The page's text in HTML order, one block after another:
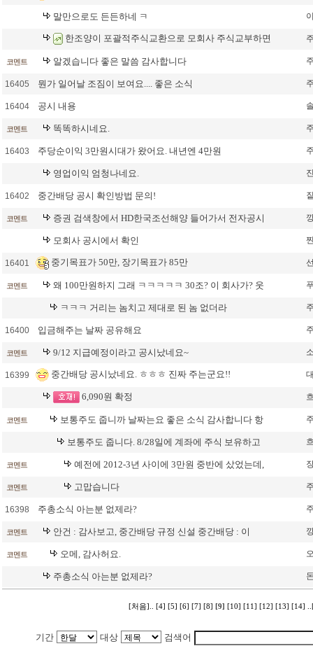
말만으로도 든든하네 ㅋ
한조양이 포괄적주식교환으로 모회사 주식교부하면
코멘트 알겠습니다 좋은 말씀 감사합니다
16405 뭔가 일어날 조짐이 보여요.... 좋은 소식
16404 공시 내용
코멘트 똑똑하시네요.
16403 주당순이익 3만원시대가 왔어요. 내년엔 4만원
영업이익 엄청나네요.
16402 중간배당 공시 확인방법 문의!
코멘트 증권 검색창에서 HD한국조선해양 들어가서 전자공시
모회사 공시에서 확인
16401 중기목표가 50만, 장기목표가 85만
코멘트 왜 100만원하지 그래 ㅋㅋㅋㅋㅋ 30조? 이 회사가? 웃
ㅋㅋㅋ 거리는 놈치고 제대로 된 놈 없더라
16400 입금해주는 날짜 공유해요
코멘트 9/12 지급예정이라고 공시났네요~
16399 중간배당 공시났네요. ㅎㅎㅎ 진짜 주는군요!!
6,090원 확정
코멘트 보통주도 줍니까 날짜는요 좋은 소식 감사합니다 항
보통주도 줍니다. 8/28일에 계좌에 주식 보유하고
코멘트 예전에 2012-3년 사이에 3만원 중반에 샀었는데,
코멘트 고맙습니다
16398 주총소식 아는분 없제라?
코멘트 안건 : 감사보고, 중간배당 규정 신설 중간배당 : 이
코멘트 오메, 감사허요.
주총소식 아는분 없제라?
[처음].. [4] [5] [6] [7] [8] [9] [10] [11] [12] [13] [14]
기간 대상 검색어